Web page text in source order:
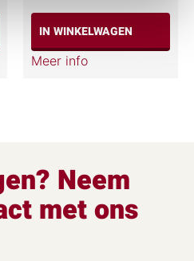
IN WINKELWAGEN
Meer info
Neem
met ons